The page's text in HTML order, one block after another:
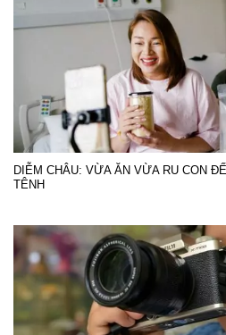
DIỄM CHÂU: VỪA ĂN VỪA RU CON
TÊNH